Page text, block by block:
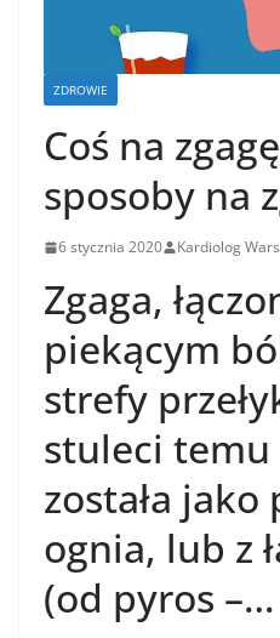
ZDROWIE
Coś na
sposoby na
6 stycznia 2020 Kardiolog
Zgaga,
piekącym
strefy
stuleci temu
została
ognia, lub z
(od pyros –…